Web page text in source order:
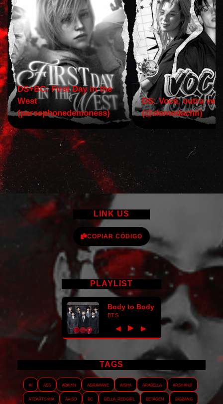
DS+BC: First Day in the
West
(persephonedemoness)
DS: Você, outra vez!
(@domodachii)
LINK US
COPIAR CÓDIGO
PLAYLIST
Body to Body
BTS
◀ ► ▶
TAGS
AI ASS Abalyn Agraviane Aisha Arabella
Arshanji
Atzarts Mia
Aviso BC Bella_RedGirl Betagem Bigbang